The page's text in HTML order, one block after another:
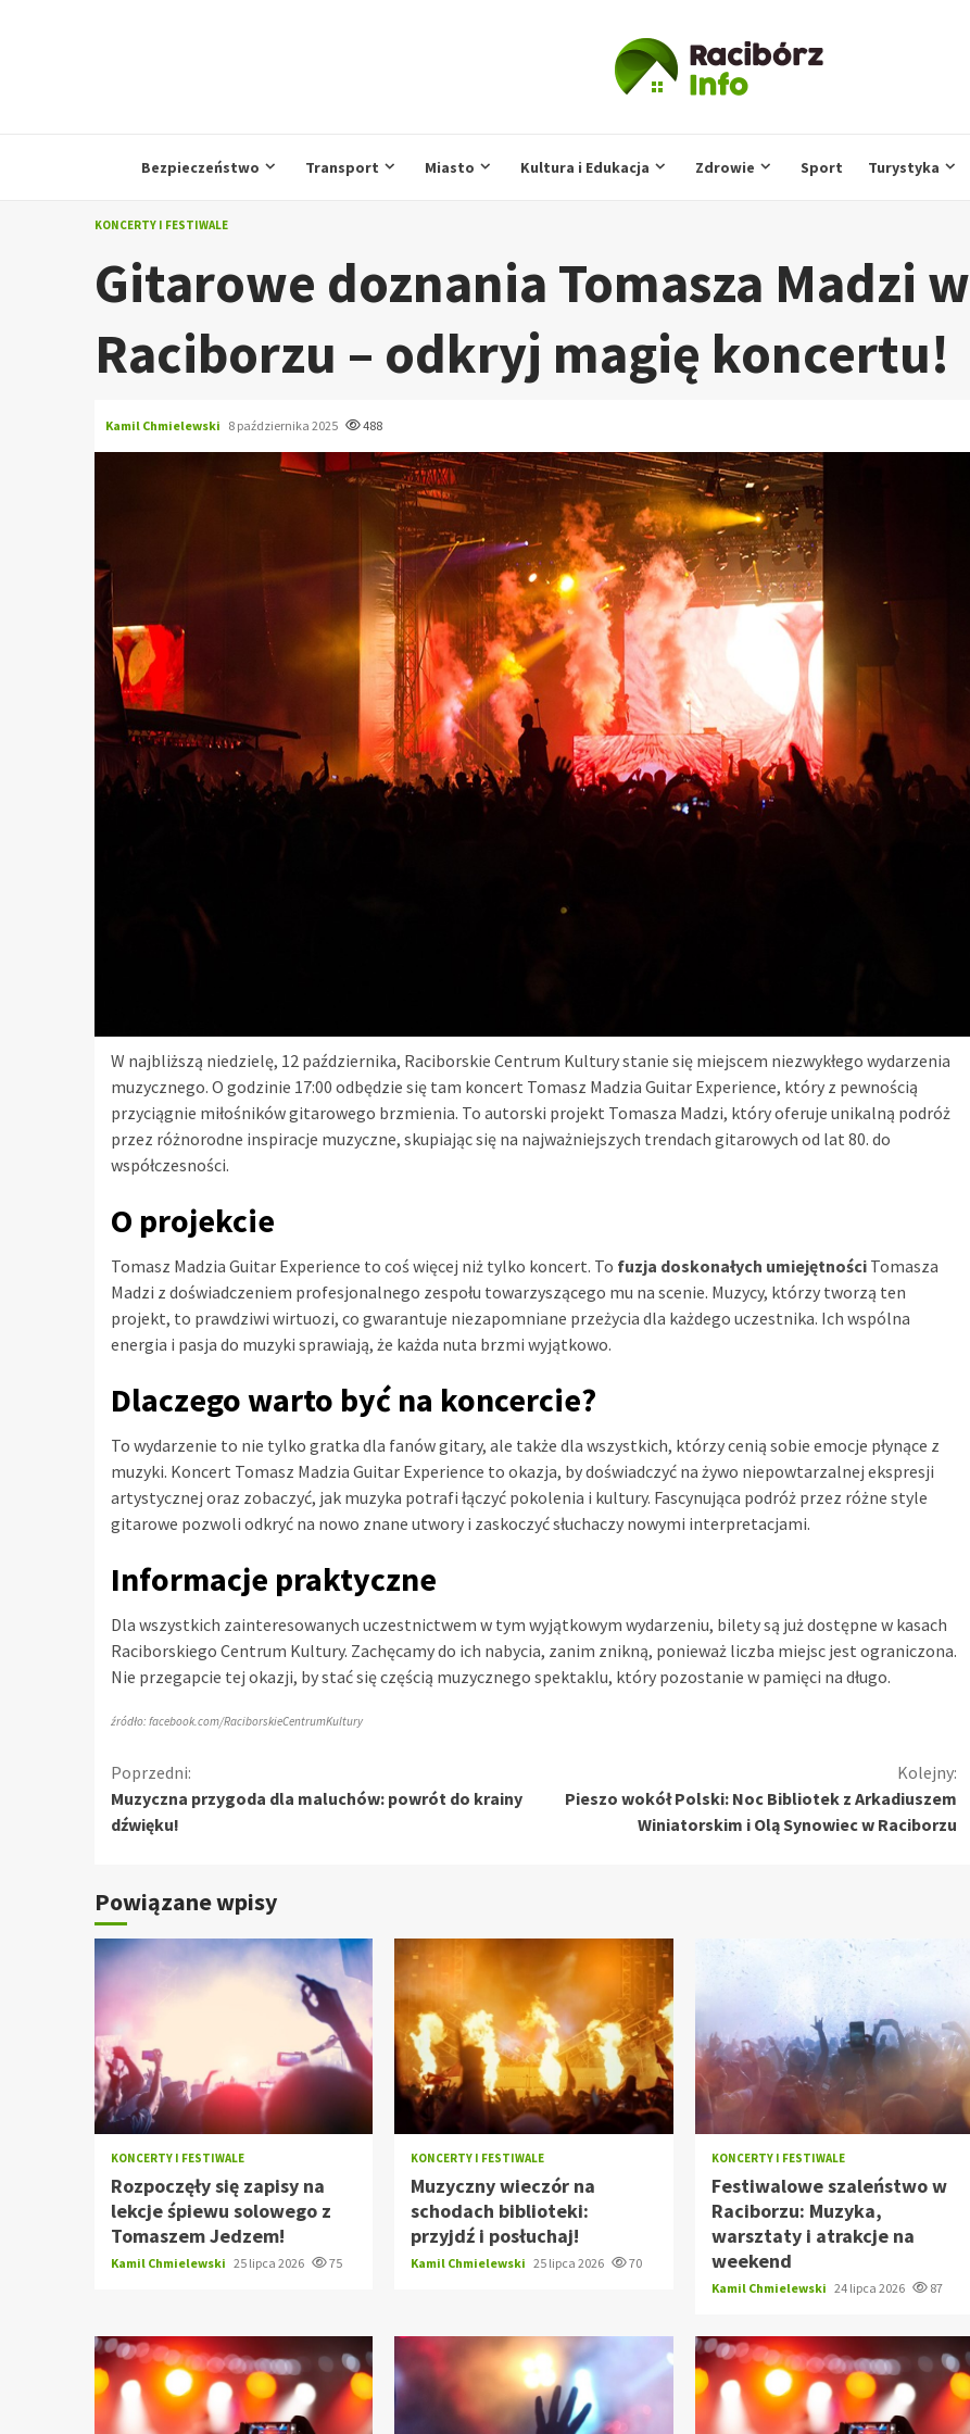
Bezpieczeństwo Transport Miasto Kultura i Edukacja Zdrowie Sport Turystyka
KONCERTY I FESTIWALE
Gitarowe doznania Tomasza Madzi w
Raciborzu – odkryj magię koncertu!
Kamil Chmielewski 8 października 2025 488
W najbliższą niedzielę, 12 października, Raciborskie Centrum Kultury stanie się miejscem niezwykłego wydarzenia
muzycznego. O godzinie 17:00 odbędzie się tam koncert Tomasz Madzia Guitar Experience, który z pewnością
przyciągnie miłośników gitarowego brzmienia. To autorski projekt Tomasza Madzi, który oferuje unikalną podróż
przez różnorodne inspiracje muzyczne, skupiając się na najważniejszych trendach gitarowych od lat 80. do
współczesności.
O projekcie
Tomasz Madzia Guitar Experience to coś więcej niż tylko koncert. To fuzja doskonałych umiejętności Tomasza
Madzi z doświadczeniem profesjonalnego zespołu towarzyszącego mu na scenie. Muzycy, którzy tworzą ten
projekt, to prawdziwi wirtuozi, co gwarantuje niezapomniane przeżycia dla każdego uczestnika. Ich wspólna
energia i pasja do muzyki sprawiają, że każda nuta brzmi wyjątkowo.
Dlaczego warto być na koncercie?
To wydarzenie to nie tylko gratka dla fanów gitary, ale także dla wszystkich, którzy cenią sobie emocje płynące z
muzyki. Koncert Tomasz Madzia Guitar Experience to okazja, by doświadczyć na żywo niepowtarzalnej ekspresji
artystycznej oraz zobaczyć, jak muzyka potrafi łączyć pokolenia i kultury. Fascynująca podróż przez różne style
gitarowe pozwoli odkryć na nowo znane utwory i zaskoczyć słuchaczy nowymi interpretacjami.
Informacje praktyczne
Dla wszystkich zainteresowanych uczestnictwem w tym wyjątkowym wydarzeniu, bilety są już dostępne w kasach
Raciborskiego Centrum Kultury. Zachęcamy do ich nabycia, zanim znikną, ponieważ liczba miejsc jest ograniczona.
Nie przegapcie tej okazji, by stać się częścią muzycznego spektaklu, który pozostanie w pamięci na długo.
źródło: facebook.com/RaciborskieCentrumKultury
Kontynuuj
czytanie
Poprzedni:
Muzyczna przygoda dla maluchów: powrót do krainy
dźwięku!
Kolejny:
Pieszo wokół Polski: Noc Bibliotek z Arkadiuszem
Winiatorskim i Olą Synowiec w Raciborzu
Powiązane wpisy
KONCERTY I FESTIWALE
Rozpoczęły się zapisy na
lekcje śpiewu solowego z
Tomaszem Jedzem!
Kamil Chmielewski 25 lipca 2026 75
KONCERTY I FESTIWALE
Muzyczny wieczór na
schodach biblioteki:
przyjdź i posłuchaj!
Kamil Chmielewski 25 lipca 2026 70
KONCERTY I FESTIWALE
Festiwalowe szaleństwo w
Raciborzu: Muzyka,
warsztaty i atrakcje na
weekend
Kamil Chmielewski 24 lipca 2026 87